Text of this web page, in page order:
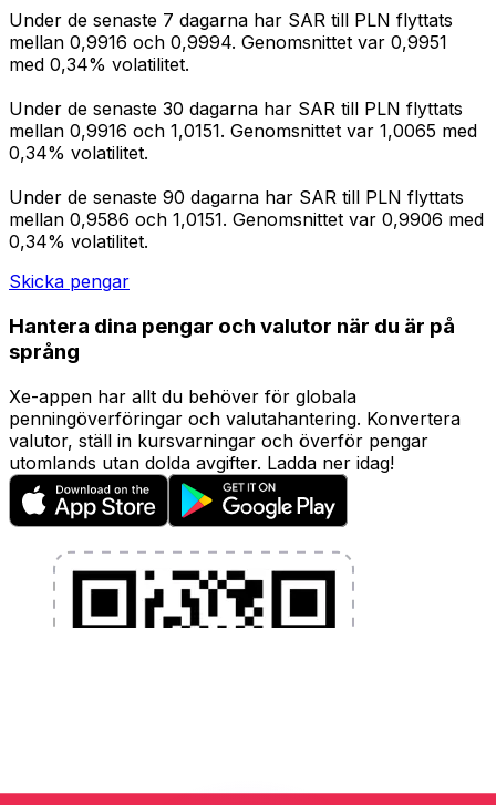
Under de senaste 7 dagarna har SAR till PLN flyttats
mellan 0,9916 och 0,9994. Genomsnittet var 0,9951
med 0,34% volatilitet.
Under de senaste 30 dagarna har SAR till PLN flyttats
mellan 0,9916 och 1,0151. Genomsnittet var 1,0065 med
0,34% volatilitet.
Under de senaste 90 dagarna har SAR till PLN flyttats
mellan 0,9586 och 1,0151. Genomsnittet var 0,9906 med
0,34% volatilitet.
Skicka pengar
Hantera dina pengar och valutor när du är på
språng
Xe-appen har allt du behöver för globala
penningöverföringar och valutahantering. Konvertera
valutor, ställ in kursvarningar och överför pengar
utomlands utan dolda avgifter. Ladda ner idag!